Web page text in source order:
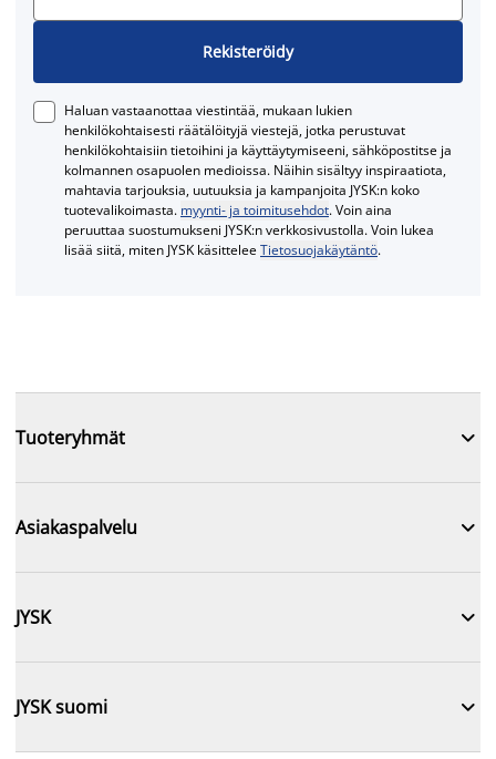
Rekisteröidy
Haluan vastaanottaa viestintää, mukaan lukien
henkilökohtaisesti räätälöityjä viestejä, jotka perustuvat
henkilökohtaisiin tietoihini ja käyttäytymiseeni, sähköpostitse ja
kolmannen osapuolen medioissa. Näihin sisältyy inspiraatiota,
mahtavia tarjouksia, uutuuksia ja kampanjoita JYSK:n koko
tuotevalikoimasta. myynti- ja toimitusehdot. Voin aina
peruuttaa suostumukseni JYSK:n verkkosivustolla. Voin lukea
lisää siitä, miten JYSK käsitteleeTietosuojakäytäntö.
Tuoteryhmät 
Asiakaspalvelu 
JYSK 
JYSK suomi 